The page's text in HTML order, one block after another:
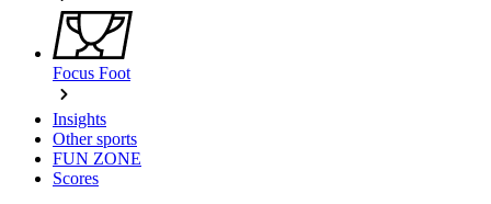
Focus Foot
Insights
Other sports
FUN ZONE
Scores